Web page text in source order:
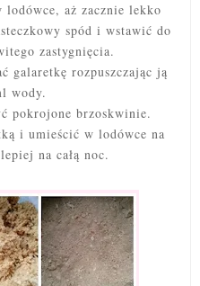
lodówce, aż zacznie lekko
spód i wstawić do
zastygnięcia.
galaretkę rozpuszczając ją
wody.
pokrojone brzoskwinie.
i umieścić w lodówce na
na całą noc.